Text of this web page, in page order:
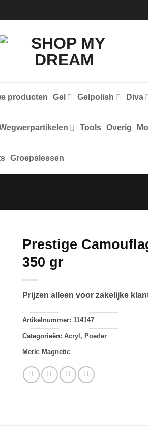
producten Gel Gelpolish Diva
Tools Overig
Groepslessen
Prestige
350 gr
Prijzen alleen voor zakelijke
Artikelnummer: 114147
Categorieën: Acryl , Poeder
Merk: Magnetic